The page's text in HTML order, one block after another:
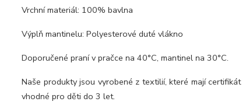
Vrchní materiál: 100% bavlna
Výplň mantinelu: Polyesterové duté vlákno
Doporučené praní v pračce na 40°C, mantinel na 30°C.
Naše produkty jsou vyrobené z textilií, které mají certifikát
vhodné pro děti do 3 let.